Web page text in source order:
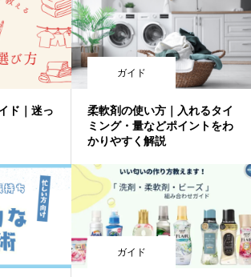
ド｜迷っ
ガイド
柔軟剤の使い方｜入れるタイ
ミング・量などポイントをわ
かりやすく解説
ガイド